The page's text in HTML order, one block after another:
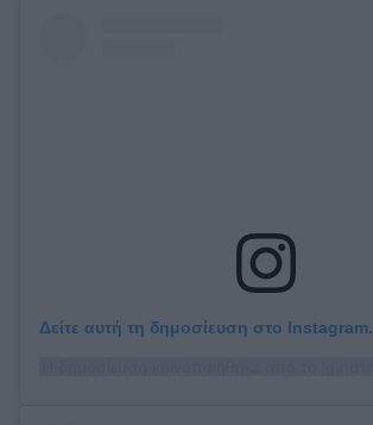
Δείτε αυτή τη δημοσίευση στο Instagram.